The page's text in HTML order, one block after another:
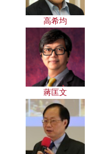
高希均
蔣匡文